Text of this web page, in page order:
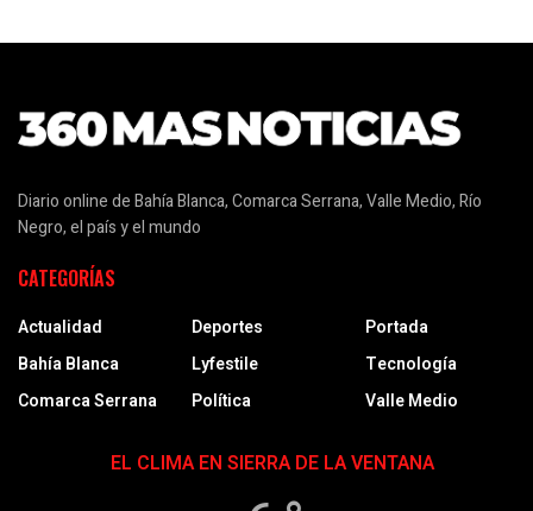
Diario online de Bahía Blanca, Comarca Serrana, Valle Medio, Río
Negro, el país y el mundo
CATEGORÍAS
Actualidad
Bahía Blanca
Comarca Serrana
Deportes
Lyfestile
Política
Portada
Tecnología
Valle Medio
EL CLIMA EN SIERRA DE LA VENTANA